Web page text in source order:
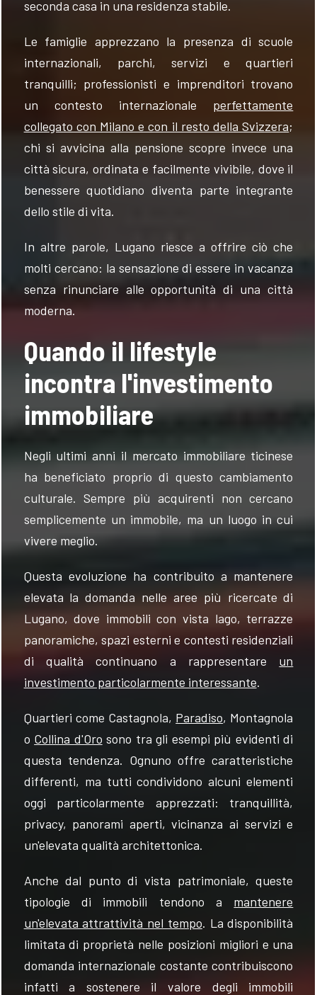
seconda casa in una residenza stabile.
Le famiglie apprezzano la presenza di scuole
internazionali, parchi, servizi e quartieri
tranquilli; professionisti e imprenditori trovano
un contesto internazionale perfettamente
collegato con Milano e con il resto della Svizzera;
chi si avvicina alla pensione scopre invece una
città sicura, ordinata e facilmente vivibile, dove il
benessere quotidiano diventa parte integrante
dello stile di vita.
In altre parole, Lugano riesce a offrire ciò che
molti cercano: la sensazione di essere in vacanza
senza rinunciare alle opportunità di una città
moderna.
Quando il lifestyle
incontra l'investimento
immobiliare
Negli ultimi anni il mercato immobiliare ticinese
ha beneficiato proprio di questo cambiamento
culturale. Sempre più acquirenti non cercano
semplicemente un immobile, ma un luogo in cui
vivere meglio.
Questa evoluzione ha contribuito a mantenere
elevata la domanda nelle aree più ricercate di
Lugano, dove immobili con vista lago, terrazze
panoramiche, spazi esterni e contesti residenziali
di qualità continuano a rappresentare un
investimento particolarmente interessante.
Quartieri come Castagnola, Paradiso, Montagnola
o Collina d'Oro sono tra gli esempi più evidenti di
questa tendenza. Ognuno offre caratteristiche
differenti, ma tutti condividono alcuni elementi
oggi particolarmente apprezzati: tranquillità,
privacy, panorami aperti, vicinanza ai servizi e
un'elevata qualità architettonica.
Anche dal punto di vista patrimoniale, queste
tipologie di immobili tendono a mantenere
un'elevata attrattività nel tempo. La disponibilità
limitata di proprietà nelle posizioni migliori e una
domanda internazionale costante contribuiscono
infatti a sostenere il valore degli immobili